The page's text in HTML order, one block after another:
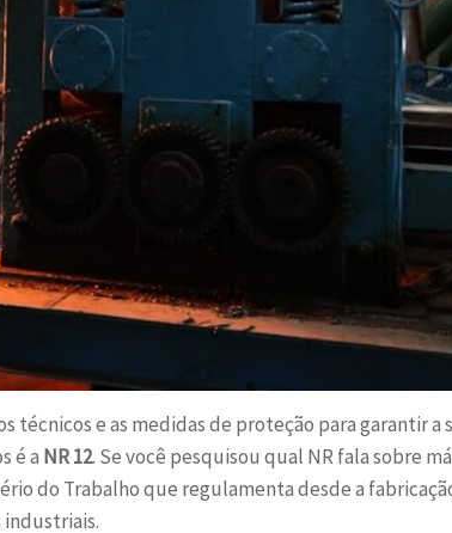
técnicos e as medidas de proteção para garantir a
é a NR 12. Se você pesquisou qual NR fala sobre
do Trabalho que regulamenta desde a